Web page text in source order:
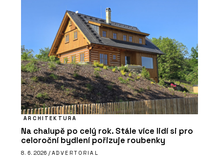
ARCHITEKTURA
Na chalupě po celý rok. Stále více lidí si pro
celoroční bydlení pořizuje roubenky
8. 6. 2026 / ADVERTORIAL